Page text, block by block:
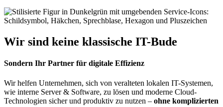
Wir sind keine klassische IT-Bude
Sondern Ihr Partner für digitale Effizienz
Wir helfen Unternehmen, sich von veralteten lokalen IT-Systemen,
wie interne Server & Software, zu lösen und moderne Cloud-
Technologien sicher und produktiv zu nutzen – ohne komplizierten